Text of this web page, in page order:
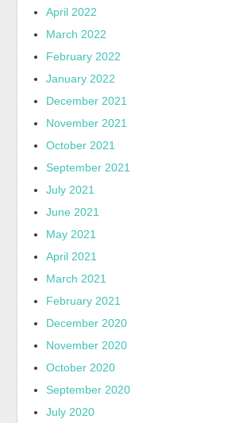
April 2022
March 2022
February 2022
January 2022
December 2021
November 2021
October 2021
September 2021
July 2021
June 2021
May 2021
April 2021
March 2021
February 2021
December 2020
November 2020
October 2020
September 2020
July 2020